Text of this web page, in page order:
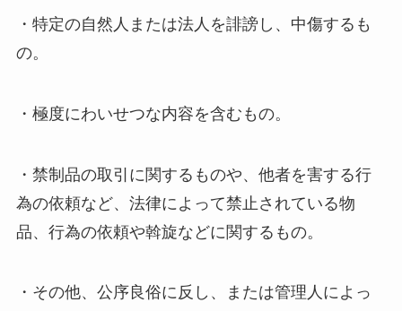
・特定の自然人または法人を誹謗し、中傷するも
の。
・極度にわいせつな内容を含むもの。
・禁制品の取引に関するものや、他者を害する行
為の依頼など、法律によって禁止されている物
品、行為の依頼や斡旋などに関するもの。
・その他、公序良俗に反し、または管理人によっ